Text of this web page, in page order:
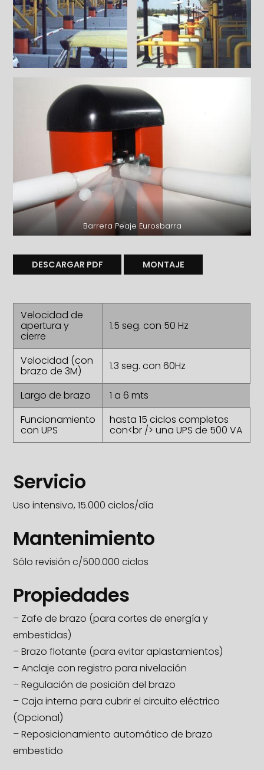
Barrera Peaje Eurosbarra
DESCARGAR PDF MONTAJE
Velocidad de
apertura y
cierre
1.5 seg. con 50 Hz
Velocidad (con
brazo de 3M) 1.3 seg. con 60Hz
Largo de brazo
1 a 6 mts
Funcionamiento
con UPS
hasta 15 ciclos completos
con<br /> una UPS de 500 VA
Servicio
Uso intensivo, 15.000 ciclos/día
Mantenimiento
Sólo revisión c/500.000 ciclos
Propiedades
– Zafe de brazo (para cortes de energía y
embestidas)
– Brazo flotante (para evitar aplastamientos)
– Anclaje con registro para nivelación
– Regulación de posición del brazo
– Caja interna para cubrir el circuito eléctrico
(Opcional)
– Reposicionamiento automático de brazo
embestido